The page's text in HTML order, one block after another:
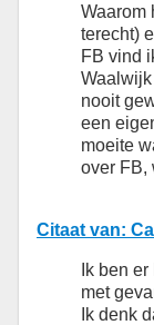
Waarom
terecht)
FB vind
nooit
een
moeite
over FB,
Citaat van:
Ik ben
met
Ik denk